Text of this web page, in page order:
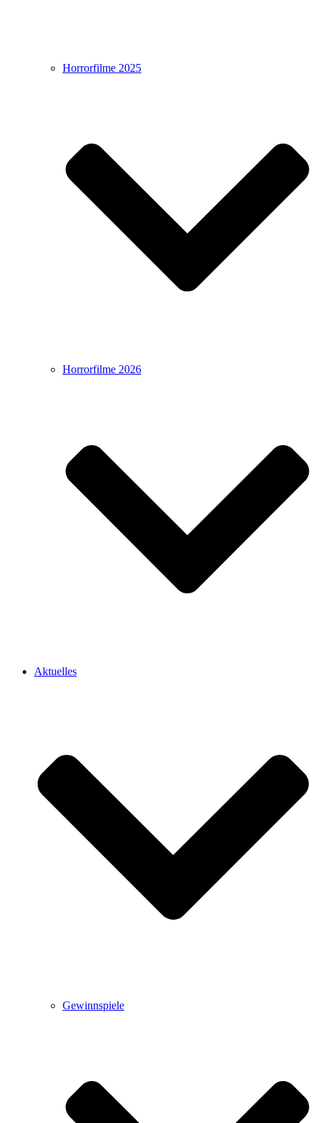
Horrorfilme 2025
Horrorfilme 2026
Aktuelles
Gewinnspiele